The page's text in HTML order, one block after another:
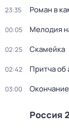
23:35 Роман в
00:05 Мелодия
02:25 Скамейка
02:42 Притча об
03:00
Россия